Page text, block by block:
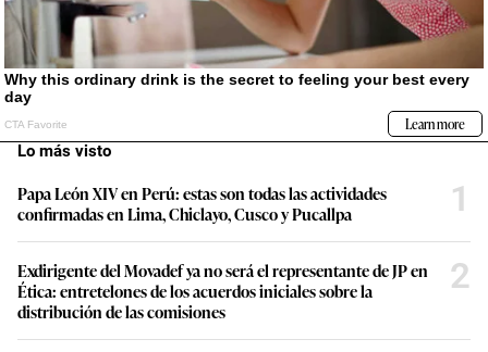
Lo más visto
Papa León XIV en Perú: estas son todas las actividades
confirmadas en Lima, Chiclayo, Cusco y Pucallpa
1
Exdirigente del Movadef ya no será el representante de JP en
Ética: entretelones de los acuerdos iniciales sobre la
distribución de las comisiones
2